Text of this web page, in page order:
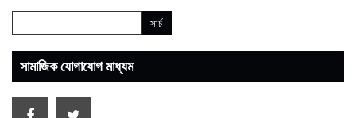
সামাজিক যোগাযোগ মাধ্যম